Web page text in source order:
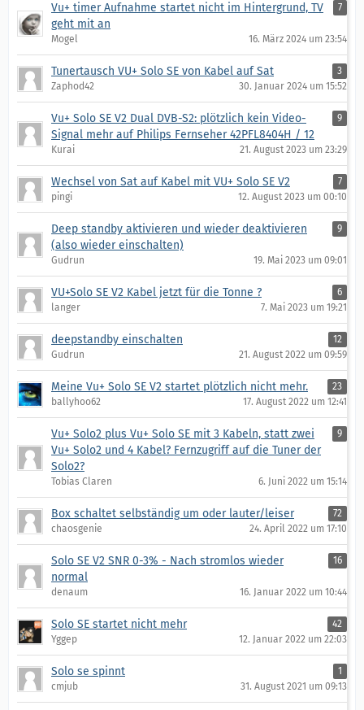
Vu+ timer Aufnahme startet nicht im Hintergrund, TV
geht mit an
7
Mogel 16. März 2024 um 23:54
Tunertausch VU+ Solo SE von Kabel auf Sat
3
Zaphod42
30. Januar 2024 um 15:52
Vu+ Solo SE V2 Dual DVB-S2: plötzlich kein Video-
Signal mehr auf Philips Fernseher 42PFL8404H / 12
9
Kurai 21. August 2023 um 23:29
Wechsel von Sat auf Kabel mit VU+ Solo SE V2
7
pingi
12. August 2023 um 00:10
Deep standby aktivieren und wieder deaktivieren
(also wieder einschalten)
9
Gudrun 19. Mai 2023 um 09:01
VU+Solo SE V2 Kabel jetzt für die Tonne ?
6
langer
7. Mai 2023 um 19:21
deepstandby einschalten
12
Gudrun
21. August 2022 um 09:59
Meine Vu+ Solo SE V2 startet plötzlich nicht mehr.
23
ballyhoo62
17. August 2022 um 12:41
Vu+ Solo2 plus Vu+ Solo SE mit 3 Kabeln, statt zwei
Vu+ Solo2 und 4 Kabel? Fernzugriff auf die Tuner der
Solo2?
9
Tobias Claren 6. Juni 2022 um 15:14
Box schaltet selbständig um oder lauter/leiser
72
chaosgenie
24. April 2022 um 17:10
Solo SE V2 SNR 0-3% - Nach stromlos wieder
normal
16
denaum 16. Januar 2022 um 10:44
Solo SE startet nicht mehr
42
Yggep
12. Januar 2022 um 22:03
Solo se spinnt
1
cmjub
31. August 2021 um 09:13